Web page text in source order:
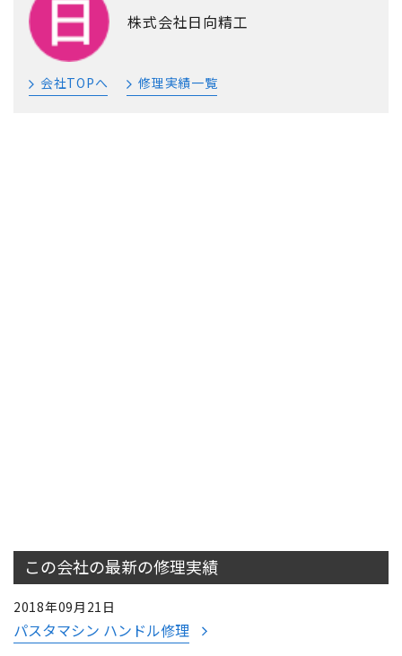
株式会社日向精工
会社TOPへ 修理実績一覧
この会社の最新の修理実績
2018年09月21日
パスタマシン ハンドル修理